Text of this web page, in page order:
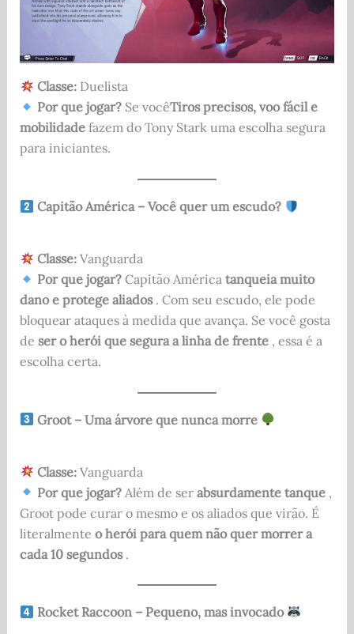
Classe:Duelista
Por que jogar?Se vocêTiros precisos, voo fácil e
mobilidadefazem do Tony Stark uma escolha segura
para iniciantes.
Capitão América – Você quer um escudo?
Classe:Vanguarda
Por que jogar?Capitão América tanqueia muito
dano e protege aliados. Com seu escudo, ele pode
bloquear ataques à medida que avança. Se você gosta
de ser o herói que segura a linha de frente, essa é a
escolha certa.
Groot – Uma árvore que nunca morre
Classe:Vanguarda
Por que jogar?Além de ser absurdamente tanque,
Groot pode curar o mesmo e os aliados que virão. É
literalmente o herói para quem não quer morrer a
cada 10 segundos.
Rocket Raccoon – Pequeno, mas invocado